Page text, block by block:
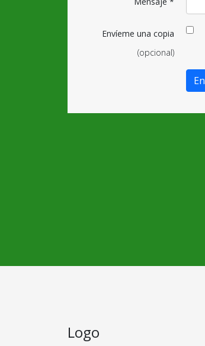
Envíeme una copia
(opcional)
Logo